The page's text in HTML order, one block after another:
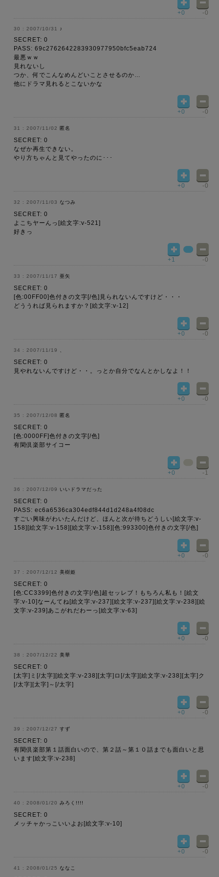
+0 -0
2007/10/31 ♪
SECRET: 0
PASS: 69c2762642283930977950bfc5eab724
最悪ｗｗ
見れないし
つか、何でこんなめんどいことさせるのか…
他にドラマ見れるとこないかな
+0 -0
2007/11/02 匿名
SECRET: 0
なぜか再生できない。
やり方ちゃんと見てやったのに･･･
+0 -0
2007/11/03 なつみ
SECRET: 0
よこちヤーんっ[絵文字:v-521]
好きっ
+1 -0
2007/11/17 亜矢
SECRET: 0
[色:00FF00]色付きの文字[/色]見られないんですけど・・・
どううれば見られますか？[絵文字:v-12]
+0 -0
2007/11/19
SECRET: 0
見やれないんですけど・・。っとか自分でなんとかしなよ！！
+0 -0
2007/12/08 匿名
SECRET: 0
[色:0000FF]色付きの文字[/色]
有閑倶楽部サイコー
+0 -1
2007/12/09 いいドラマだった
SECRET: 0
PASS: ec6a6536ca304edf844d1d248a4f08dc
すごい興味がわいたんだけど、ほんと次が待ちどうしい[絵文字:v-
158][絵文字:v-158][絵文字:v-158][色:993300]色付きの文字[/色]
+0 -0
2007/12/12 美樹姫
SECRET: 0
[色:CC3399]色付きの文字[/色]超セッレブ！もちろん私も！[絵文
字:v-10]なーんてね[絵文字:v-237][絵文字:v-237][絵文字:v-238][絵
文字:v-239]あこがれだわーっ[絵文字:v-63]
+0 -0
2007/12/22 美華
SECRET: 0
[太字]ミ[/太字][絵文字:v-238][太字]ロ[/太字][絵文字:v-238][太字]ク
[/太字][太字]～[/太字]
+0 -0
2007/12/27 すず
SECRET: 0
有閑倶楽部第１話面白いので、第２話～第１０話までも面白いと思
います[絵文字:v-238]
+0 -0
2008/01/20 みろく!!!!
SECRET: 0
メッチャかっこいいよお[絵文字:v-10]
+0 -0
2008/01/25 ななこ